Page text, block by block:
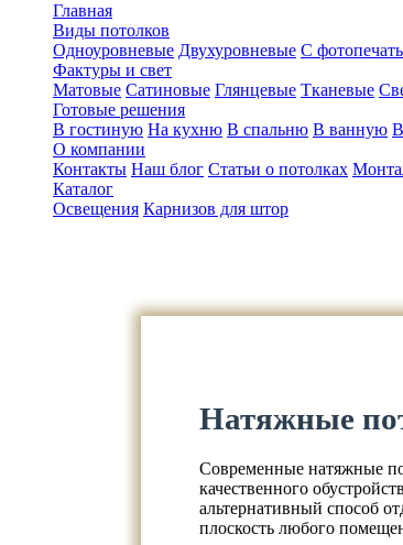
Главная
Виды потолков
Одноуровневые Двухуровневые С
Фактуры и свет
Матовые Сатиновые Глянцевые Тканевые
Готовые решения
В гостиную На кухню В спальню В ванную
О компании
Контакты Наш блог Статьи о потолках
Каталог
Освещения Карнизов для штор
Натяжные
Современные натяжные
качественного
альтернативный способ
плоскость любого